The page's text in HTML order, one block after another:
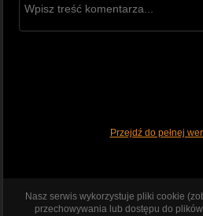
Przejdź do pełnej
Nasz serwis wykorzystuje pliki cookie
przechowywania lub dostępu do